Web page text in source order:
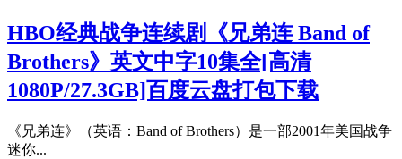
HBO经典战争连续剧《兄弟连 Band of
Brothers》英文中字10集全[高清
1080P/27.3GB]百度云盘打包下载
《兄弟连》（英语：Band of Brothers）是一部2001年美国战争
迷你...